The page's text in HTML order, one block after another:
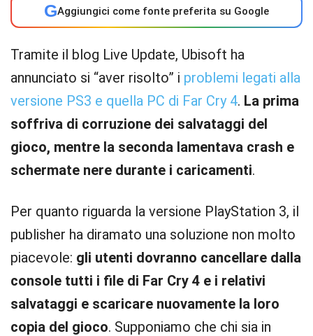
GAggiungici come fonte preferita su Google
Tramite il blog Live Update, Ubisoft ha
annunciato si “aver risolto” i problemi legati alla
versione PS3 e quella PC di Far Cry 4. La prima
soffriva di corruzione dei salvataggi del
gioco, mentre la seconda lamentava crash e
schermate nere durante i caricamenti.
Per quanto riguarda la versione PlayStation 3, il
publisher ha diramato una soluzione non molto
piacevole: gli utenti dovranno cancellare dalla
console tutti i file di Far Cry 4 e i relativi
salvataggi e scaricare nuovamente la loro
copia del gioco. Supponiamo che chi sia in